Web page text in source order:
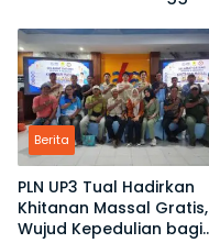
Berita
PLN UP3 Tual Hadirkan
Khitanan Massal Gratis,
Wujud Kepedulian bagi